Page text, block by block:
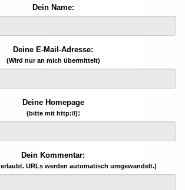
Dein Name:
Deine E-Mail-Adresse:
(Wird nur an mich übermittelt)
Deine Homepage
(bitte mit http://):
Dein Kommentar:
erlaubt. URLs werden automatisch umgewandelt.)